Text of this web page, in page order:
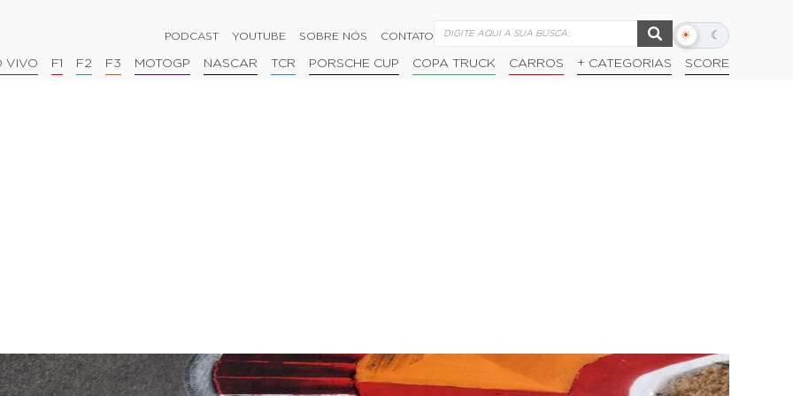
PODCAST YOUTUBE SOBRE NÓS CONTATO ☀ ☾
Alternar
escuro
VIVO F1 F2 F3 MOTOGP NASCAR TCR PORSCHE CUP COPA TRUCK CARROS + CATEGORIAS SCORE